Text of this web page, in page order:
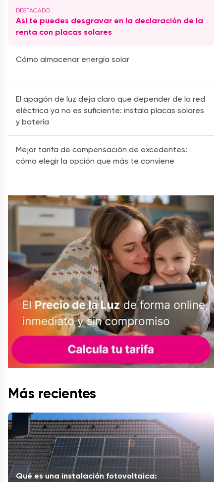
Así te puedes desgravar en la declaración de la
renta con placas solares
Cómo almacenar energía solar
El apagón de luz deja claro que depender de la red
eléctrica ya no es suficiente: instala placas solares
y batería
Mejor tarifa de compensación de excedentes:
cómo elegir la opción que más te conviene
Más recientes
Qué es una instalación fotovoltaica: